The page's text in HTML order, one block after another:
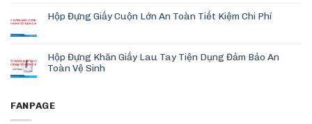
Hộp Đựng Giấy Cuộn Lớn An Toàn Tiết Kiệm Chi Phí
Hộp Đựng Khăn Giấy Lau Tay Tiện Dụng Đảm Bảo An
Toàn Vệ Sinh
FANPAGE